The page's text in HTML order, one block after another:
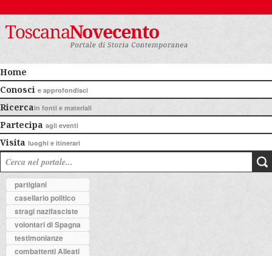
Home
Conosci e approfondisci
Ricercain fonti e materiali
Partecipa agli eventi
Visita luoghi e itinerari
partigiani
casellario politico
stragi nazifasciste
volontari di Spagna
testimonianze
combattenti Alleati